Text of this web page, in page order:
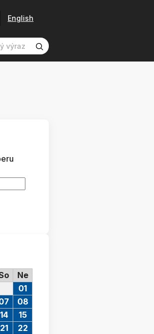
English
Ne
01
08
14
15
21
22